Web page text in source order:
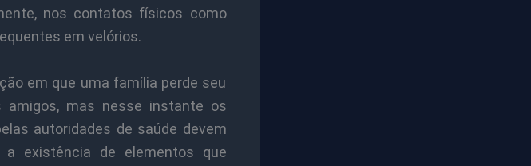
nos contatos físicos como
em velórios.
em que uma família perde seu
amigos, mas nesse instante os
autoridades de saúde devem
a existência de elementos que